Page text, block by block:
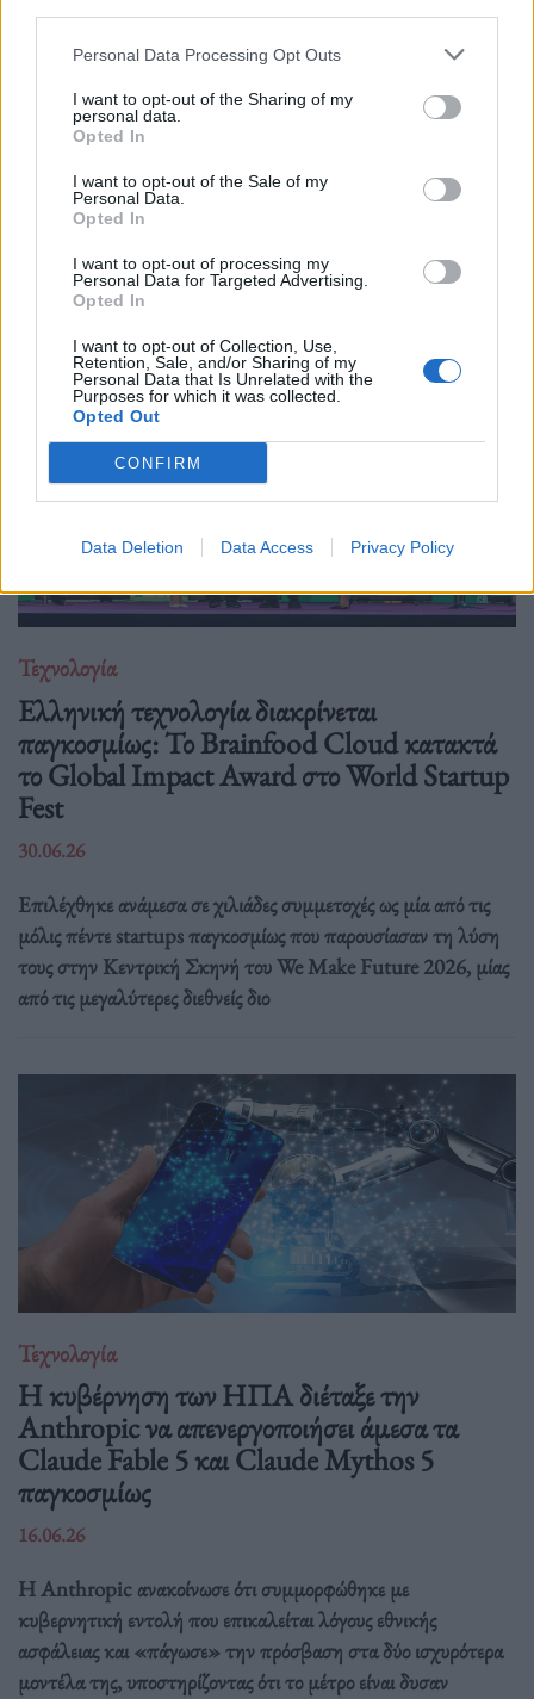
Personal Data Processing Opt Outs
I want to opt-out of the Sharing of my
personal data.
Opted In
I want to opt-out of the Sale of my
Personal Data.
Opted In
I want to opt-out of processing my
Personal Data for Targeted Advertising.
Opted In
I want to opt-out of Collection, Use,
Retention, Sale, and/or Sharing of my
Personal Data that Is Unrelated with the
Purposes for which it was collected.
Opted Out
CONFIRM
Data Deletion Data Access Privacy Policy
Τεχνολογία
Νέα εφαρμογή AI-συνοδός του Facebook για
δημιουργούς περιεχομένου
06.07.26
Το Facebook επανασχεδιάζει το Creator Studio ως αυτόνομη
εφαρμογή με AI βοηθό: εξατομικευμένες.
Τεχνολογία
Ελληνική τεχνολογία διακρίνεται
παγκοσμίως: Το Brainfood Cloud κατακτά
το Global Impact Award στο World Startup
Fest
30.06.26
Επιλέχθηκε ανάμεσα σε χιλιάδες συμμετοχές ως μία από τις
μόλις πέντε startups παγκοσμίως που παρουσίασαν τη λύση
τους στην Κεντρική Σκηνή του We Make Future 2026, μίας
από τις μεγαλύτερες διεθνείς διο
Τεχνολογία
Η κυβέρνηση των ΗΠΑ διέταξε την
Anthropic να απενεργοποιήσει άμεσα τα
Claude Fable 5 και Claude Mythos 5
παγκοσμίως
16.06.26
Η Anthropic ανακοίνωσε ότι συμμορφώθηκε με
κυβερνητική εντολή που επικαλείται λόγους εθνικής
ασφάλειας και «πάγωσε» την πρόσβαση στα δύο ισχυρότερα
μοντέλα της, υποστηρίζοντας ότι το μέτρο είναι δυσαν